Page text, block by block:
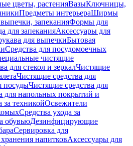
цветы, растенияВазыКлючницы,
Предметы интерьераШирмы
запеканияФормы для
для запеканияАксессуары для
для выпечкиБытовая
Средства для посудомоечных
чистящие
для стекол и зеркалЧистящие
Чистящие средства для
посудыЧистящие средства для
для напольных покрытий и
за техникойОсвежители
Средства ухода за
обувьюДезинфицирующие
Сервировка для
напитковАксессуары для